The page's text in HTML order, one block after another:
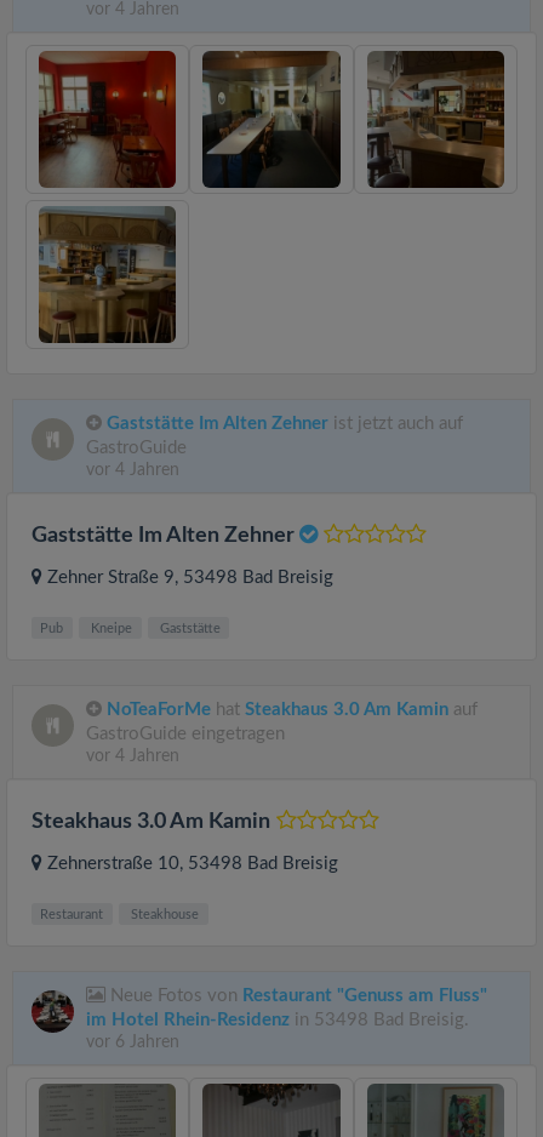
vor 4 Jahren
Gaststätte Im Alten Zehner ist jetzt auch auf
GastroGuide
vor 4 Jahren
Gaststätte Im Alten Zehner
Zehner Straße 9, 53498 Bad Breisig
Pub Kneipe Gaststätte
NoTeaForMe hat Steakhaus 3.0 Am Kamin auf
GastroGuide eingetragen
vor 4 Jahren
Steakhaus 3.0 Am Kamin
Zehnerstraße 10, 53498 Bad Breisig
Restaurant Steakhouse
Neue Fotos von Restaurant "Genuss am Fluss"
im Hotel Rhein-Residenz in 53498 Bad Breisig.
vor 6 Jahren